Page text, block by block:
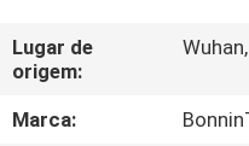
SOBRE
NÓS
ECERLugar de
origem:
Marca: